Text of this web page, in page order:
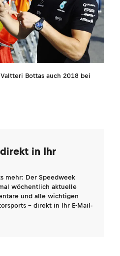
Bottas auch 2018 bei
in Ihr
mehr: Der Speedweek
wöchentlich aktuelle
und alle wichtigen
- direkt in Ihr E-Mail-